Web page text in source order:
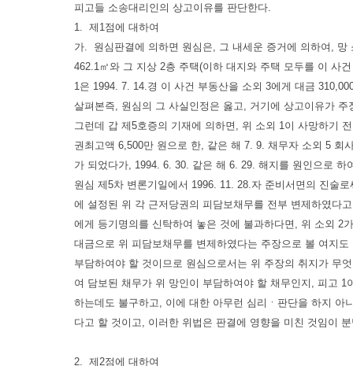
피고들 소송대리인의 상고이유를 판단한다.
1. 제1점에 대하여
가. 원심판결에 의하면 원심은, 그 내세운 증거에 의하여,
462.1㎡와 그 지상 2층 주택(이하 대지와 주택 모두를 이 사
1은 1994. 7. 14.경 이 사건 부동산을 소외 3에게 대금
살펴본즉, 원심의 그 사실인정은 옳고, 거기에 상고이유가
그런데 갑 제5호증의 기재에 의하면, 위 소외 1이 사망하기
권최고액 6,500만 원으로 한, 같은 해 7. 9. 채무자 소외 5 회
가 되었다가, 1994. 6. 30. 같은 해 6. 29. 해지를 원인으로
원심 제5차 변론기일에서 1996. 11. 28.자 준비서면의 진술
에 설정된 위 각 근저당권의 피담보채무를 전부 변제하였다
에게 등기명의를 신탁하여 놓은 것에 불과하다면, 위 소외 2
대금으로 위 피담보채무를 변제하였다는 주장으로 볼 여지
부담하여야 할 것이므로 원심으로서는 위 주장의 취지가 무
여 담보된 채무가 위 망인이 부담하여야 할 채무인지, 피고
하는데도 불구하고, 이에 대한 아무런 심리ㆍ판단을 하지
다고 할 것이고, 이러한 위법은 판결에 영향을 미친 것임이
2. 제2점에 대하여